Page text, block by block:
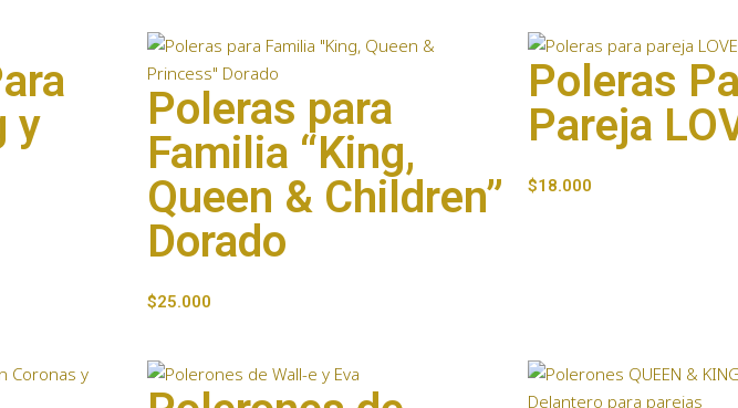
y
Poleras para
Familia “King,
Queen & Children”
Dorado
$25.000
Poleras
Pareja
$18.000